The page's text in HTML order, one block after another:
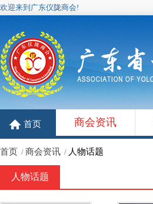
欢迎来到广东仪陇商会!
首页 商会资讯
首页 / 商会资讯 / 人物话题
人物话题